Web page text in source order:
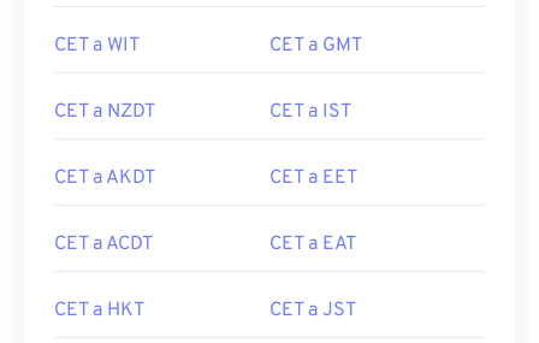
CET a WIT CET a GMT
CET a NZDT CET a IST
CET a AKDT CET a EET
CET a ACDT CET a EAT
CET a HKT CET a JST